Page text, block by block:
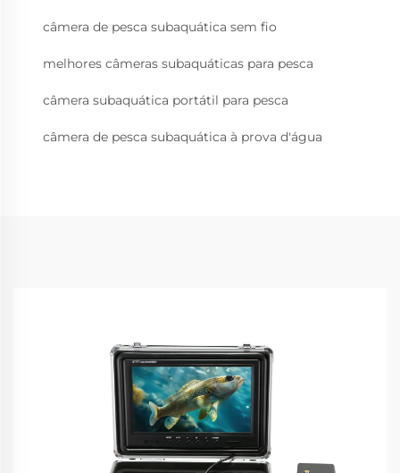
câmera de pesca subaquática sem fio
melhores câmeras subaquáticas para pesca
câmera subaquática portátil para pesca
câmera de pesca subaquática à prova d'água